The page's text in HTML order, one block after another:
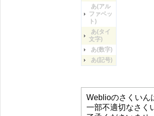
あ(アル
ファベッ
ト)
あ(タイ
文字)
あ(数字)
あ(記号)
Weblioのさくいん
一部不適切なさく